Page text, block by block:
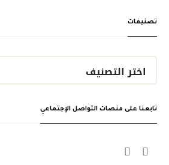
تصنيفات
تابعنا على منصات التواصل الإجتماعي